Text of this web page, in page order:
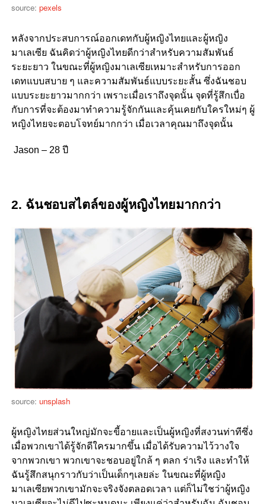
source: pexels
หลังจากประสบการณ์ออกเดทกับผู้หญิงไทยและผู้หญิง
มาเลเซีย ฉันคิดว่าผู้หญิงไทยดีกว่าสำหรับความสัมพันธ์
ระยะยาว ในขณะที่ผู้หญิงมาเลเซียเหมาะสำหรับการออก
เดทแบบสบาย ๆ และความสัมพันธ์แบบระยะสั้น ซึ่งฉันชอบ
แบบระยะยาวมากกว่า เพราะเมื่อเราถึงจุดนั้นจุดที่รู้สึกเบื่อ
กับการที่จะต้องมาทำความรู้จักกันและคุ้นเคยกับใครใหม่ๆ ผู้
หญิงไทยจะตอบโจทย์มากกว่า เมื่อเวลาคุณมาถึงจุดนั้น
Jason – 28 ปี
2. ฉันชอบสไตล์ของผู้หญิงไทยมากกว่า
source: unsplash
ผู้หญิงไทยส่วนใหญ่มักจะขี้อายและเป็นผู้หญิงที่สงวนท่าทีซึ่ง
เมื่อพวกเขาได้รู้จักดีใครมากขึ้น เมื่อได้รับความไว้วางใจ
จากพวกเขา พวกเขาจะชอบอยู่ใกล้ ๆ ตลก ร่าเริง และทำให้
ฉันรู้สึกสนุกราวกับว่าเป็นเด็กๆเลยล่ะ ในขณะที่ผู้หญิง
มาเลเซียพวกเขามักจะจริงจังตลอดเวลา แต่ก็ไม่ใชว่าผู้หญิง